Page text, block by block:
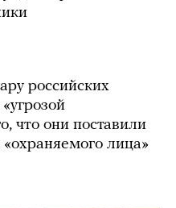
российских
что они поставили
лица»